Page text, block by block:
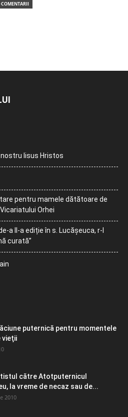
COMENTARII
nostru Iisus Hristos
pentru mamele dătătoare de
Orhei
a II-a ediție în s. Lucășeuca, r-l
curată”
puternică pentru momentele
vieţii
către Atotputernicul
la vreme de necaz sau de...
2010